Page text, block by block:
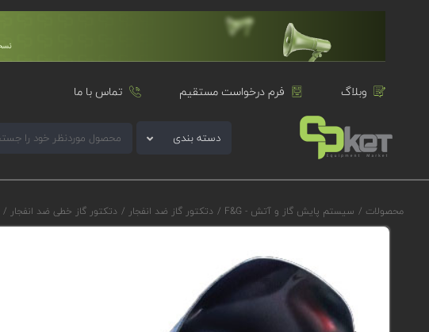
وبلاگ فرم درخواست مستقیم تماس با ما
دسته بندی
محصولات / سیستم پایش گاز و آتش - F&G / دتکتور گاز ضد انفجار / دتکتور گاز خطی ضد انفجار /